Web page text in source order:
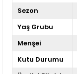
Sezon
Yaş Grubu
Menşei
Kutu Durumu